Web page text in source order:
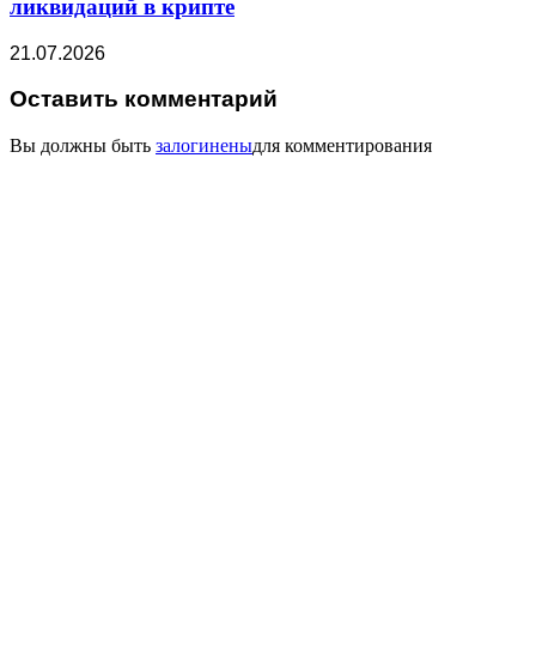
ликвидаций в крипте
21.07.2026
Оставить комментарий
Вы должны быть залогиненыдля комментирования